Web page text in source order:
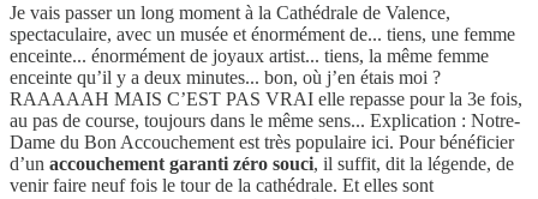
Je vais passer un long moment à la Cathédrale de Valence,
spectaculaire, avec un musée et énormément de... tiens, une femme
enceinte... énormément de joyaux artist... tiens, la même femme
enceinte qu’il y a deux minutes... bon, où j’en étais moi ?
RAAAAAH MAIS C’EST PAS VRAI elle repasse pour la 3e fois,
au pas de course, toujours dans le même sens... Explication : Notre-
Dame du Bon Accouchement est très populaire ici. Pour bénéficier
d’un accouchement garanti zéro souci, il suffit, dit la légende, de
venir faire neuf fois le tour de la cathédrale. Et elles sont